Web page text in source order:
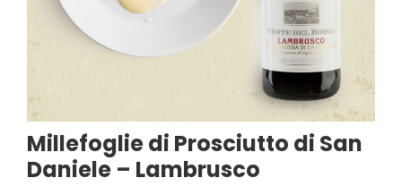
Millefoglie di Prosciutto di San
Daniele – Lambrusco